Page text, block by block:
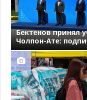
Бектенов принял
Чолпон-Ате: